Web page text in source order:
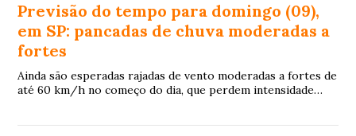
Previsão do tempo para domingo (09),
em SP: pancadas de chuva moderadas a
fortes
Ainda são esperadas rajadas de vento moderadas a fortes de
até 60 km/h no começo do dia, que perdem intensidade